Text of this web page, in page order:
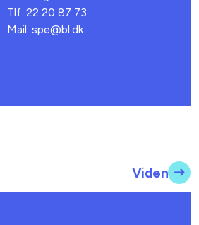
Tlf: 22 20 87 73
Mail: spe@bl.dk
Viden